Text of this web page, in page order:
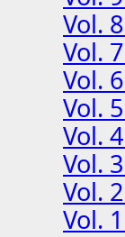
Vol.
Vol.
Vol.
Vol.
Vol.
Vol.
Vol.
Vol.